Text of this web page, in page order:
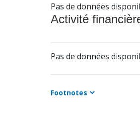
Pas de données
Activité
Pas de données
Footnotes